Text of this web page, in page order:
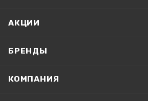
АКЦИИ
БРЕНДЫ
КОМПАНИЯ